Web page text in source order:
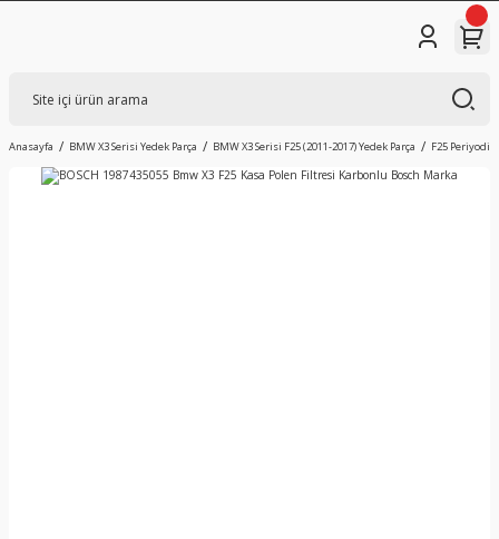
Anasayfa BMW X3 Serisi Yedek Parça BMW X3 Serisi F25 (2011-2017) Yedek Parça F25